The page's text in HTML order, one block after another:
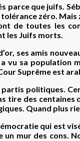
parce que juifs.
zéro.
de toutes les
les Juifs morts.
ses amis
vu sa population
Suprême est
politiques.
tire des
Quand plus
qui est
mur des cons.